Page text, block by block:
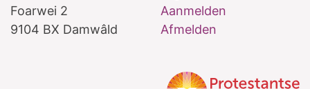
Foarwei 2
9104 BX Damwâld
Aanmelden
Afmelden